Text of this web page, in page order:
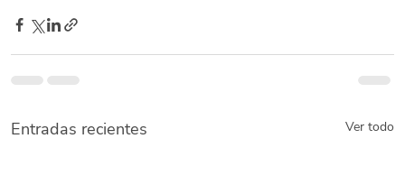
Entradas recientes Ver todo